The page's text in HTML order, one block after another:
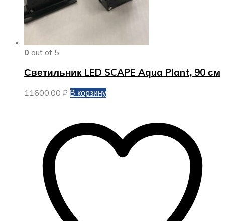
0 out of 5
Светильник LED SCAPE Aqua Plant, 90 см
11600,00 ₽ В корзину